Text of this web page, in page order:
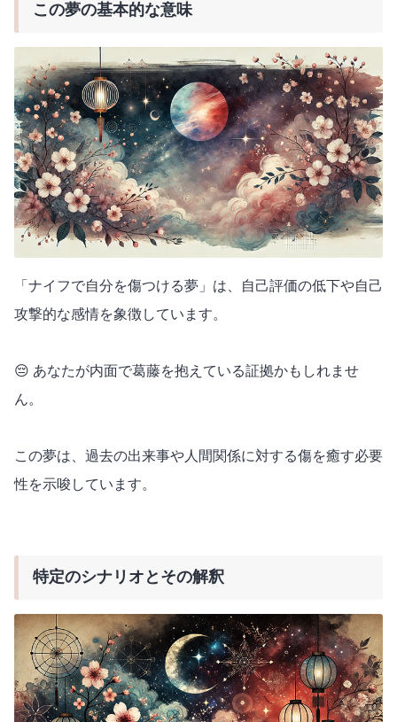
この夢の基本的な意味
「ナイフで自分を傷つける夢」は、自己評価の低下や自己
攻撃的な感情を象徴しています。
😔 あなたが内面で葛藤を抱えている証拠かもしれませ
ん。
この夢は、過去の出来事や人間関係に対する傷を癒す必要
性を示唆しています。
特定のシナリオとその解釈